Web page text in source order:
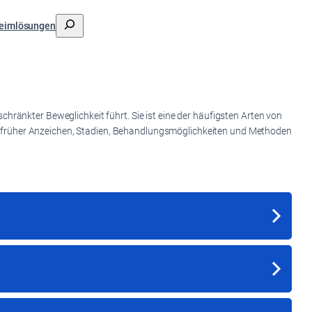
索
Beweglichkeit führt. Sie ist eine der häufigsten Arten von
Anzeichen, Stadien, Behandlungsmöglichkeiten und Methoden